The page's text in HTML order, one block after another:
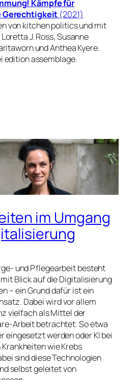
Kämpfe für
Gerechtigkeit (2021)
von kitchen politics und mit
J. Ross, Susanne
und Anthea Kyere.
edition assemblage.
im Umgang
und Pflegearbeit besteht
Blick auf die Digitalisierung
– ein Grund dafür ist ein
Dabei wird vor allem
vielfach als Mittel der
Arbeit betrachtet. So etwa
eingesetzt werden oder KI bei
wie Krebs
sind diese Technologien
selbst geleitet von